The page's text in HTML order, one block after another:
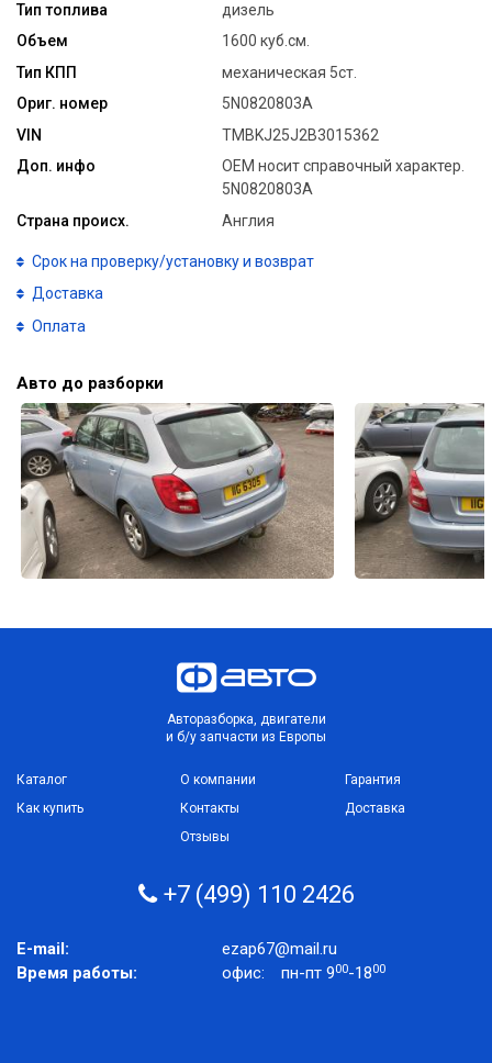
Тип топлива
дизель
Объем
1600 куб.см.
Тип КПП
механическая 5ст.
Ориг. номер
5N0820803A
VIN
TMBKJ25J2B3015362
Доп. инфо
ОЕМ носит справочный характер.
5N0820803A
Страна происх.
Англия
Срок на проверку/установку и возврат
Доставка
Оплата
Авто до разборки
Авторазборка, двигатели
и б/у запчасти из Европы
Каталог
Как купить
О компании
Контакты
Отзывы
Гарантия
Доставка
+7 (499) 110 2426
E-mail:
ezap67@mail.ru
Время работы:
офис: пн-пт 900-1800